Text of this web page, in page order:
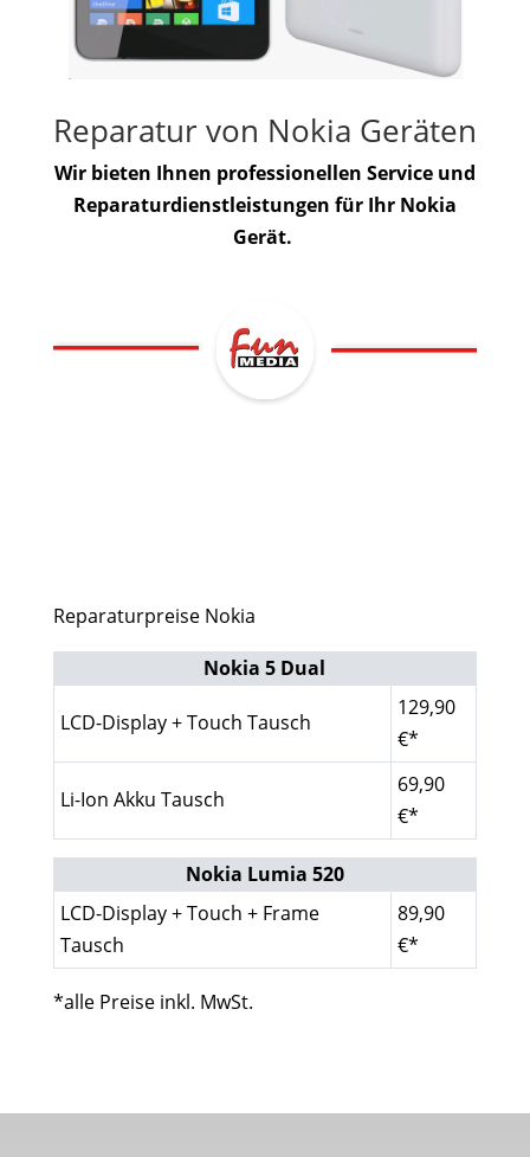
Reparatur von Nokia Geräten
Wir bieten Ihnen professionellen Service und
Reparaturdienstleistungen für Ihr Nokia
Gerät.
Reparaturpreise Nokia
Nokia 5 Dual
LCD-Display + Touch Tausch
129,90
€*
Li-Ion Akku Tausch
69,90
€*
Nokia Lumia 520
LCD-Display + Touch + Frame
Tausch
89,90
€*
*alle Preise inkl. MwSt.